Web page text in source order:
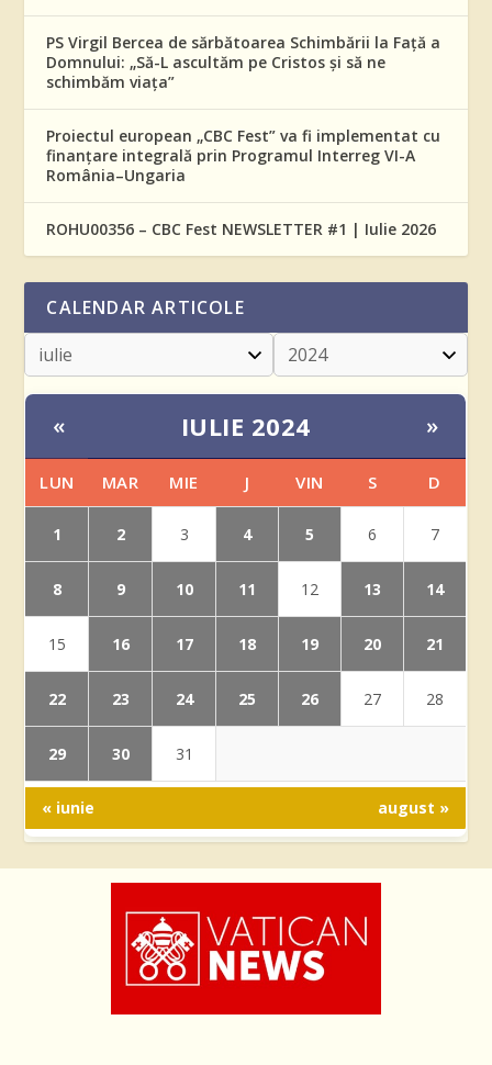
PS Virgil Bercea de sărbătoarea Schimbării la Față a
Domnului: „Să-L ascultăm pe Cristos și să ne
schimbăm viața”
Proiectul european „CBC Fest” va fi implementat cu
finanțare integrală prin Programul Interreg VI-A
România–Ungaria
ROHU00356 – CBC Fest NEWSLETTER #1 | Iulie 2026
CALENDAR ARTICOLE
« IULIE 2024 »
LUN MAR MIE J VIN S D
1 2 3 4 5 6 7
8 9 10 11 12 13 14
15 16 17 18 19 20 21
22 23 24 25 26 27 28
29 30 31
« iunie august »